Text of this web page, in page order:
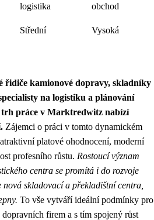
logistika obchod
Střední Vysoká
řidiče kamionové dopravy, skladníky
na logistiku a plánování
trh práce v Marktredwitz nabízí
Zájemci o práci v tomto dynamickém
platové ohodnocení, moderní
profesního růstu. Rostoucí význam
centra se promítá i do rozvoje
skladovací a překladištní centra,
To vše vytváří ideální podmínky pro
firem a s tím spojený růst